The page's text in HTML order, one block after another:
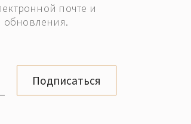
почте и
обновления.
Подписаться